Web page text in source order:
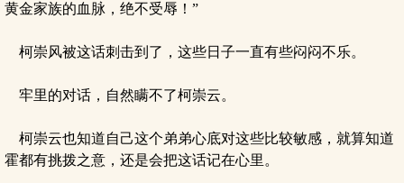
黄金家族的血脉，绝不受辱！”
柯崇风被这话刺击到了，这些日子一直有些闷闷不乐。
牢里的对话，自然瞒不了柯崇云。
柯崇云也知道自己这个弟弟心底对这些比较敏感，就算知道
霍都有挑拨之意，还是会把这话记在心里。